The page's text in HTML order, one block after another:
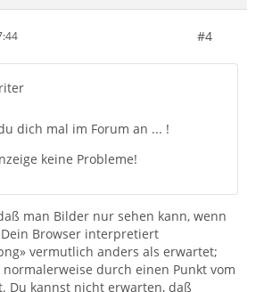
#4
dich mal im Forum an ... !
keine Probleme!
man Bilder nur sehen kann, wenn
Browser interpretiert
vermutlich anders als erwartet;
durch einen Punkt vom
Du kannst nicht erwarten, daß